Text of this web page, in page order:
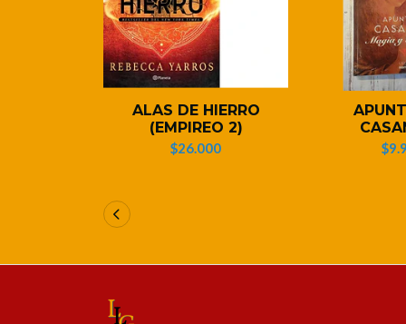
ALAS DE HIERRO
(EMPIREO 2)
$26.000